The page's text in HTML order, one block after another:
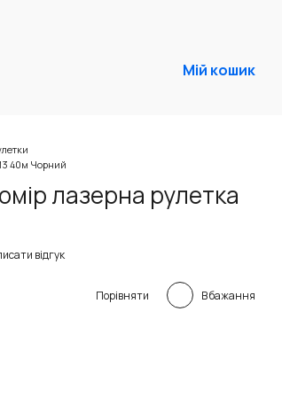
Мій кошик
40м Чорний
лазерна рулетка
відгук
Порівняти В бажання